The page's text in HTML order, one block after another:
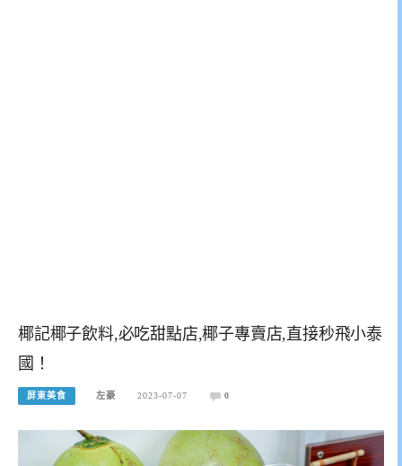
椰記椰子飲料,必吃甜點店,椰子專賣店,直接秒飛小泰
國！
屏東美食 左豪 2023-07-07 0